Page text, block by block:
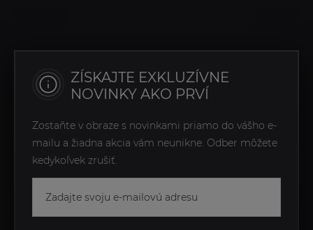
ZÍSKAJTE EXKLUZÍVNE
NOVINKY AKO PRVÍ
Zostaňte v obraze s novinkami priamo do vášho e-
mailu a žiadna akcia vám neunikne. Odber môžete
kedykoľvek zrušiť.